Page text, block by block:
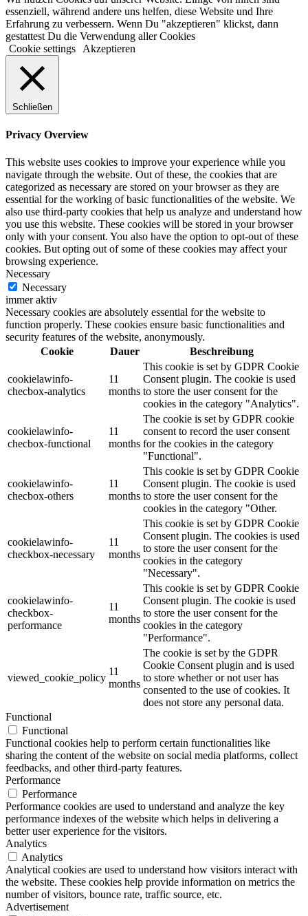
essenziell, während andere uns helfen, diese Website und Ihre
Erfahrung zu verbessern. Wenn Du "akzeptieren" klickst, dann
gestattest Du die Verwendung aller Cookies
Cookie settings
Akzeptieren
Schließen
Privacy Overview
This website uses cookies to improve your experience while you
navigate through the website. Out of these, the cookies that are
categorized as necessary are stored on your browser as they are
essential for the working of basic functionalities of the website. We
also use third-party cookies that help us analyze and understand how
you use this website. These cookies will be stored in your browser
only with your consent. You also have the option to opt-out of these
cookies. But opting out of some of these cookies may affect your
browsing experience.
Necessary
Necessary
immer aktiv
Necessary cookies are absolutely essential for the website to
function properly. These cookies ensure basic functionalities and
security features of the website, anonymously.
Cookie
Dauer Beschreibung
cookielawinfo-
checbox-analytics
11
months
This cookie is set by GDPR Cookie
Consent plugin. The cookie is used
to store the user consent for the
cookies in the category "Analytics".
cookielawinfo-
checbox-functional
11
months
The cookie is set by GDPR cookie
consent to record the user consent
for the cookies in the category
"Functional".
cookielawinfo-
checbox-others
11
months
This cookie is set by GDPR Cookie
Consent plugin. The cookie is used
to store the user consent for the
cookies in the category "Other.
cookielawinfo-
checkbox-necessary
11
months
This cookie is set by GDPR Cookie
Consent plugin. The cookies is used
to store the user consent for the
cookies in the category
"Necessary".
cookielawinfo-
checkbox-
performance
11
months
This cookie is set by GDPR Cookie
Consent plugin. The cookie is used
to store the user consent for the
cookies in the category
"Performance".
viewed_cookie_policy
11
months
The cookie is set by the GDPR
Cookie Consent plugin and is used
to store whether or not user has
consented to the use of cookies. It
does not store any personal data.
Functional
Functional
Functional cookies help to perform certain functionalities like
sharing the content of the website on social media platforms, collect
feedbacks, and other third-party features.
Performance
Performance
Performance cookies are used to understand and analyze the key
performance indexes of the website which helps in delivering a
better user experience for the visitors.
Analytics
Analytics
Analytical cookies are used to understand how visitors interact with
the website. These cookies help provide information on metrics the
number of visitors, bounce rate, traffic source, etc.
Advertisement